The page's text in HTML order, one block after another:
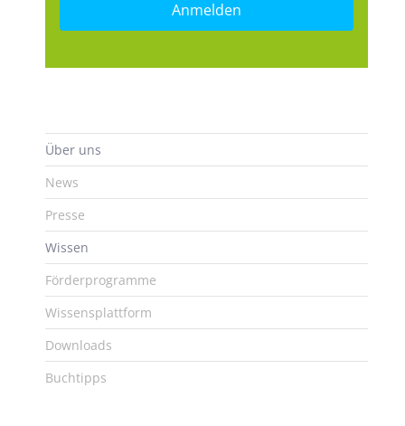
Über uns
News
Presse
Wissen
Förderprogramme
Wissensplattform
Downloads
Buchtipps